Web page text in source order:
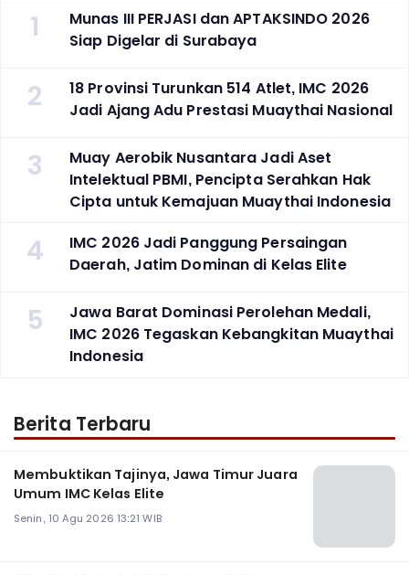
1
Munas III PERJASI dan APTAKSINDO 2026
Siap Digelar di Surabaya
2
18 Provinsi Turunkan 514 Atlet, IMC 2026
Jadi Ajang Adu Prestasi Muaythai Nasional
3
Muay Aerobik Nusantara Jadi Aset
Intelektual PBMI, Pencipta Serahkan Hak
Cipta untuk Kemajuan Muaythai Indonesia
4
‎IMC 2026 Jadi Panggung Persaingan
Daerah, Jatim Dominan di Kelas Elite
5
Jawa Barat Dominasi Perolehan Medali,
IMC 2026 Tegaskan Kebangkitan Muaythai
Indonesia
Berita Terbaru
Membuktikan Tajinya, Jawa Timur Juara
Umum IMC Kelas Elite
Senin, 10 Agu 2026 13:21 WIB